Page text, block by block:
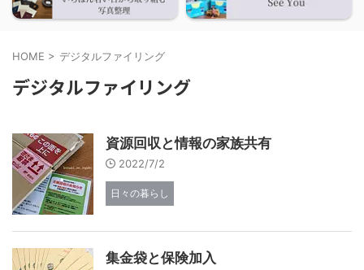
HOME > デジタルファイリング
デジタルファイリング
資源回収と情報の家族共有
2022/7/2
日々の暮らし
集金袋と保険加入